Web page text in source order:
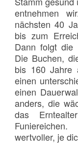
entnehmen
nächsten 40
bis zum
Dann folgt die
Die Buchen,
bis 160 Jahre
einen
einen
anders, die
das
wertvoller, je